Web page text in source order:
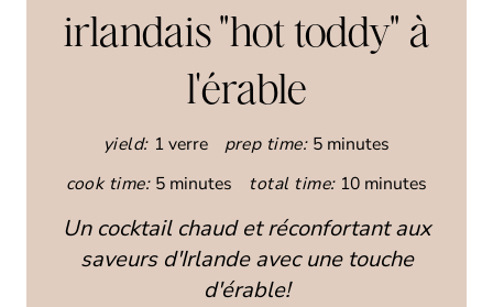
irlandais "hot toddy" à
l'érable
yield: 1 verre prep time: 5 minutes
cook time: 5 minutes total time: 10 minutes
Un cocktail chaud et réconfortant aux
saveurs d'Irlande avec une touche
d'érable!